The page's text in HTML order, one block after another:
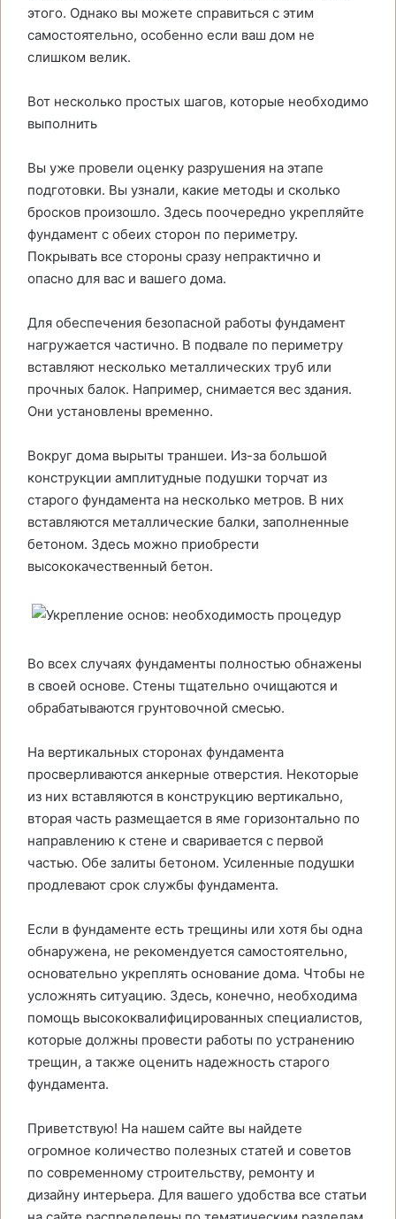
этого. Однако вы можете справиться с этим
самостоятельно, особенно если ваш дом не
слишком велик.
Вот несколько простых шагов, которые необходимо
выполнить
Вы уже провели оценку разрушения на этапе
подготовки. Вы узнали, какие методы и сколько
бросков произошло. Здесь поочередно укрепляйте
фундамент с обеих сторон по периметру.
Покрывать все стороны сразу непрактично и
опасно для вас и вашего дома.
Для обеспечения безопасной работы фундамент
нагружается частично. В подвале по периметру
вставляют несколько металлических труб или
прочных балок. Например, снимается вес здания.
Они установлены временно.
Вокруг дома вырыты траншеи. Из-за большой
конструкции амплитудные подушки торчат из
старого фундамента на несколько метров. В них
вставляются металлические балки, заполненные
бетоном. Здесь можно приобрести
высококачественный бетон.
Во всех случаях фундаменты полностью обнажены
в своей основе. Стены тщательно очищаются и
обрабатываются грунтовочной смесью.
На вертикальных сторонах фундамента
просверливаются анкерные отверстия. Некоторые
из них вставляются в конструкцию вертикально,
вторая часть размещается в яме горизонтально по
направлению к стене и сваривается с первой
частью. Обе залиты бетоном. Усиленные подушки
продлевают срок службы фундамента.
Если в фундаменте есть трещины или хотя бы одна
обнаружена, не рекомендуется самостоятельно,
основательно укреплять основание дома. Чтобы не
усложнять ситуацию. Здесь, конечно, необходима
помощь высококвалифицированных специалистов,
которые должны провести работы по устранению
трещин, а также оценить надежность старого
фундамента.
Приветствую! На нашем сайте вы найдете
огромное количество полезных статей и советов
по современному строительству, ремонту и
дизайну интерьера. Для вашего удобства все статьи